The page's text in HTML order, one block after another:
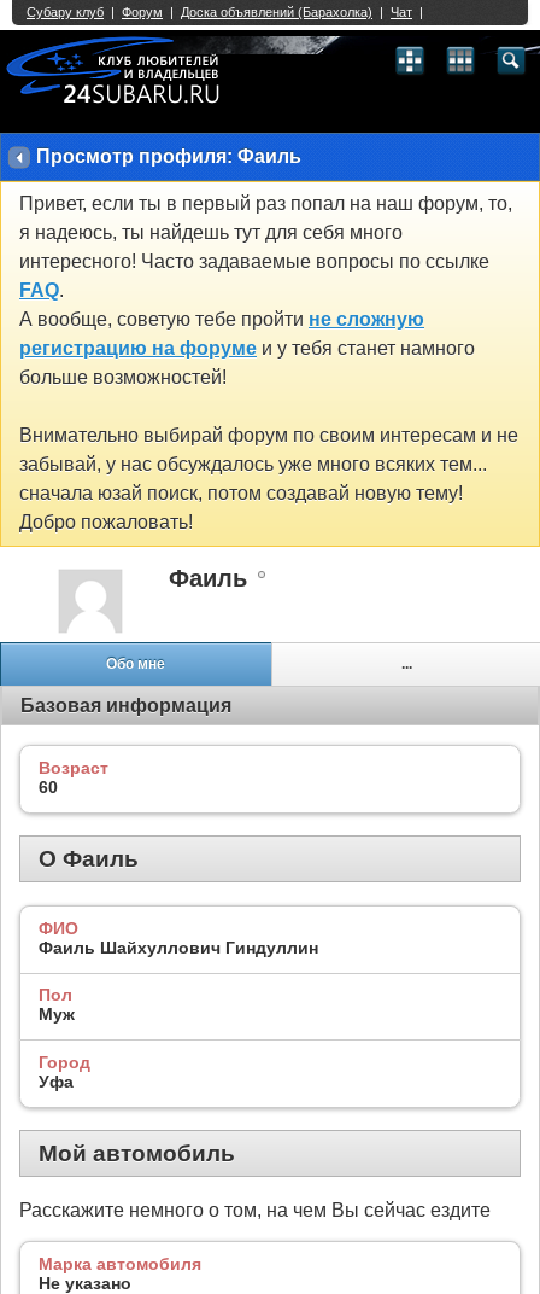
Просмотр профиля: Фаиль
Привет, если ты в первый раз попал на наш форум, то,
я надеюсь, ты найдешь тут для себя много
интересного! Часто задаваемые вопросы по ссылке
FAQ.
А вообще, советую тебе пройти не сложную
регистрацию на форуме и у тебя станет намного
больше возможностей!
Внимательно выбирай форум по своим интересам и не
забывай, у нас обсуждалось уже много всяких тем...
сначала юзай поиск, потом создавай новую тему!
Добро пожаловать!
Фаиль
Обо мне ...
Базовая информация
Возраст
60
О Фаиль
ФИО
Фаиль Шайхуллович Гиндуллин
Пол
Муж
Город
Уфа
Мой автомобиль
Расскажите немного о том, на чем Вы сейчас ездите
Марка автомобиля
Не указано
Single Sign On provided byvBSSO
2 3 4 5 6 7 8 9 10 11 12 13 14 15 16 17 18 21 22 23 24 25 26
27 28 29 30 31 32 33 40 41 42 43